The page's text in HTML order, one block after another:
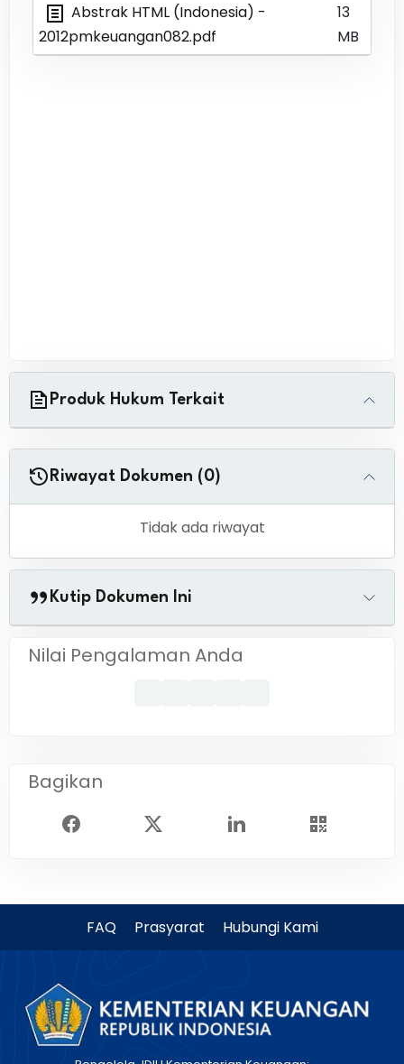
Abstrak HTML (Indonesia) -
2012pmkeuangan082.pdf
13
MB
Produk Hukum Terkait
Riwayat Dokumen (0)
Tidak ada riwayat
Kutip Dokumen Ini
Nilai Pengalaman Anda
Bagikan
FAQ Prasyarat Hubungi Kami